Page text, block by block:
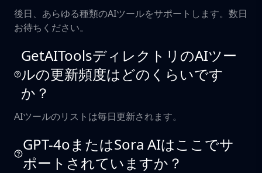
後日、あらゆる種類のAIツールをサポートします。数日
お待ちください。
GetAIToolsディレクトリのAIツー
ルの更新頻度はどのくらいです
か？
AIツールのリストは毎日更新されます。
GPT-4oまたはSora AIはここでサ
ポートされていますか？